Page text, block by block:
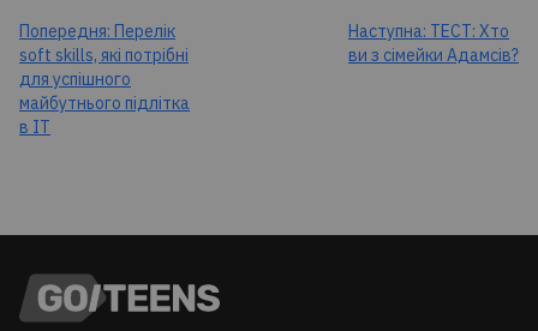
Попередня: Перелік
soft skills, які потрібні
для успішного
майбутнього підлітка
в ІТ
Наступна: ТЕСТ: Хто
ви з сімейки Адамсів?